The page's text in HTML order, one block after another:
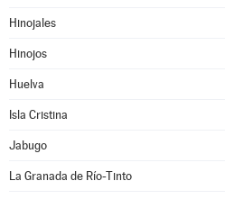
Hinojales
Hinojos
Huelva
Isla Cristina
Jabugo
La Granada de Río-Tinto